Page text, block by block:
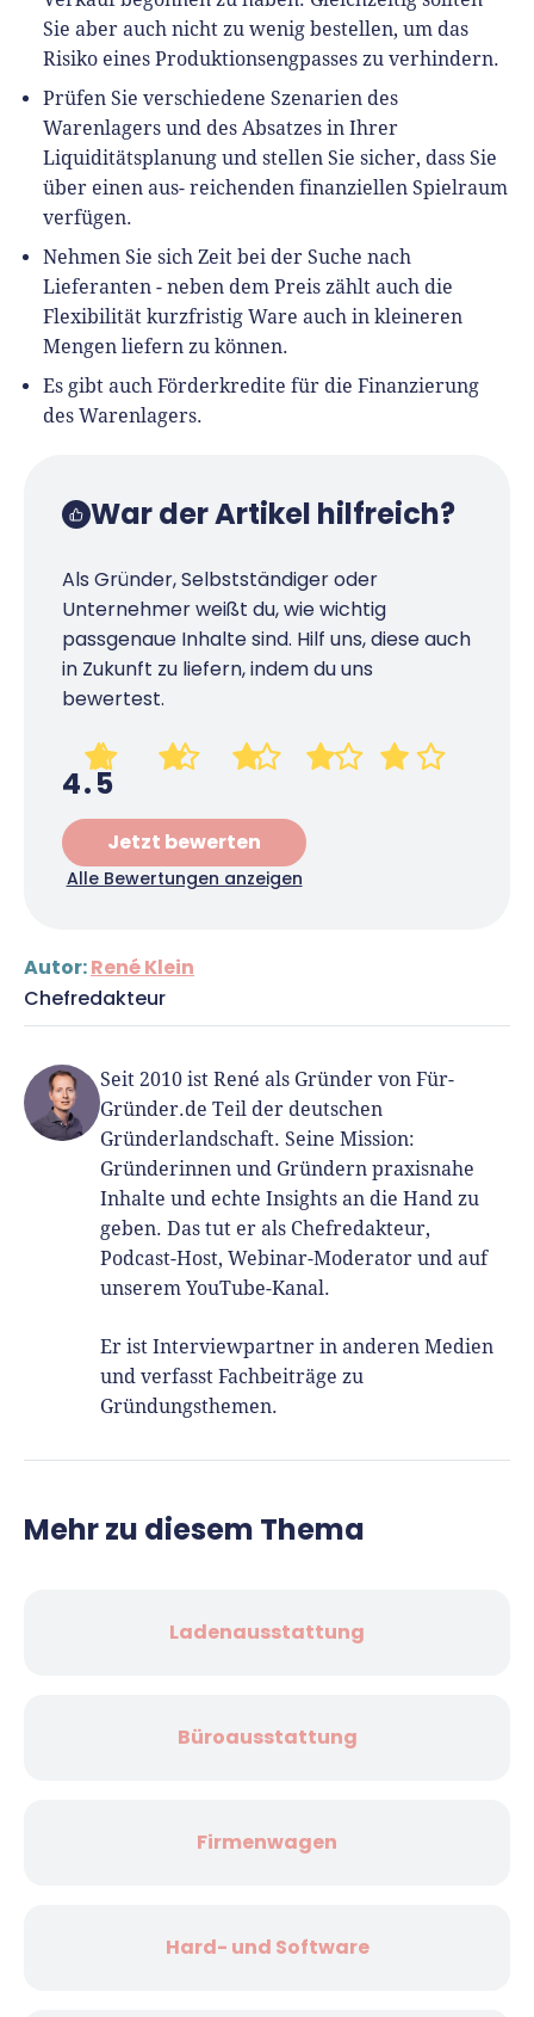
Sie aber auch nicht zu wenig bestellen, um das
Risiko eines Produktionsengpasses zu verhindern.
Prüfen Sie verschiedene Szenarien des
Warenlagers und des Absatzes in Ihrer
Liquiditätsplanung und stellen Sie sicher, dass Sie
über einen aus- reichenden finanziellen Spielraum
verfügen.
Nehmen Sie sich Zeit bei der Suche nach
Lieferanten - neben dem Preis zählt auch die
Flexibilität kurzfristig Ware auch in kleineren
Mengen liefern zu können.
Es gibt auch Förderkredite für die Finanzierung
des Warenlagers.
War der Artikel hilfreich?
Als Gründer, Selbstständiger oder
Unternehmer weißt du, wie wichtig
passgenaue Inhalte sind. Hilf uns, diese auch
in Zukunft zu liefern, indem du uns
bewertest.
4.5
Jetzt bewerten
Alle Bewertungen anzeigen
Autor:René Klein
Chefredakteur
Seit 2010 ist René als Gründer von Für-
Gründer.de Teil der deutschen
Gründerlandschaft. Seine Mission:
Gründerinnen und Gründern praxisnahe
Inhalte und echte Insights an die Hand zu
geben. Das tut er als Chefredakteur,
Podcast-Host, Webinar-Moderator und auf
unserem YouTube-Kanal.
Er ist Interviewpartner in anderen Medien
und verfasst Fachbeiträge zu
Gründungsthemen.
Mehr zu diesem Thema
Ladenausstattung
Büroausstattung
Firmenwagen
Hard- und Software